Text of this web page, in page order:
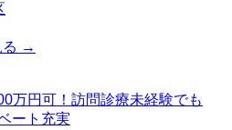
る →
万円可！訪問診療未経験でも
ート充実